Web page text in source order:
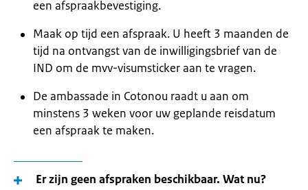
een afspraakbevestiging.
Maak op tijd een afspraak. U heeft 3 maanden de
tijd na ontvangst van de inwilligingsbrief van de
IND om de mvv-visumsticker aan te vragen.
De ambassade in Cotonou raadt u aan om
minstens 3 weken voor uw geplande reisdatum
een afspraak te maken.
Er zijn geen afspraken beschikbaar. Wat nu?